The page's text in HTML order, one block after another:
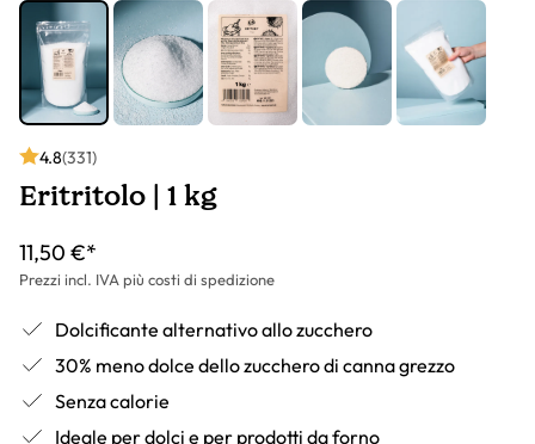
4.8(331)
Eritritolo | 1 kg
11,50 €*
Prezzi incl. IVA più costi di spedizione
Dolcificante alternativo allo zucchero
30% meno dolce dello zucchero di canna grezzo
Senza calorie
Ideale per dolci e per prodotti da forno